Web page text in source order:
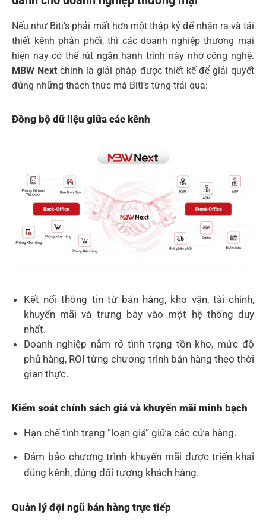
Nếu như Biti’s phải mất hơn một thập kỷ để nhận ra và tái
thiết kênh phân phối, thì các doanh nghiệp thương mại
hiện nay có thể rút ngắn hành trình này nhờ công nghệ.
MBW Next chính là giải pháp được thiết kế để giải quyết
đúng những thách thức mà Biti’s từng trải qua:
Đồng bộ dữ liệu giữa các kênh
Kết nối thông tin từ bán hàng, kho vận, tài chính,
khuyến mãi và trưng bày vào một hệ thống duy
nhất.
Doanh nghiệp nắm rõ tình trạng tồn kho, mức độ
phủ hàng, ROI từng chương trình bán hàng theo thời
gian thực.
Kiểm soát chính sách giá và khuyến mãi minh bạch
Hạn chế tình trạng “loạn giá” giữa các cửa hàng.
Đảm bảo chương trình khuyến mãi được triển khai
đúng kênh, đúng đối tượng khách hàng.
Quản lý đội ngũ bán hàng trực tiếp